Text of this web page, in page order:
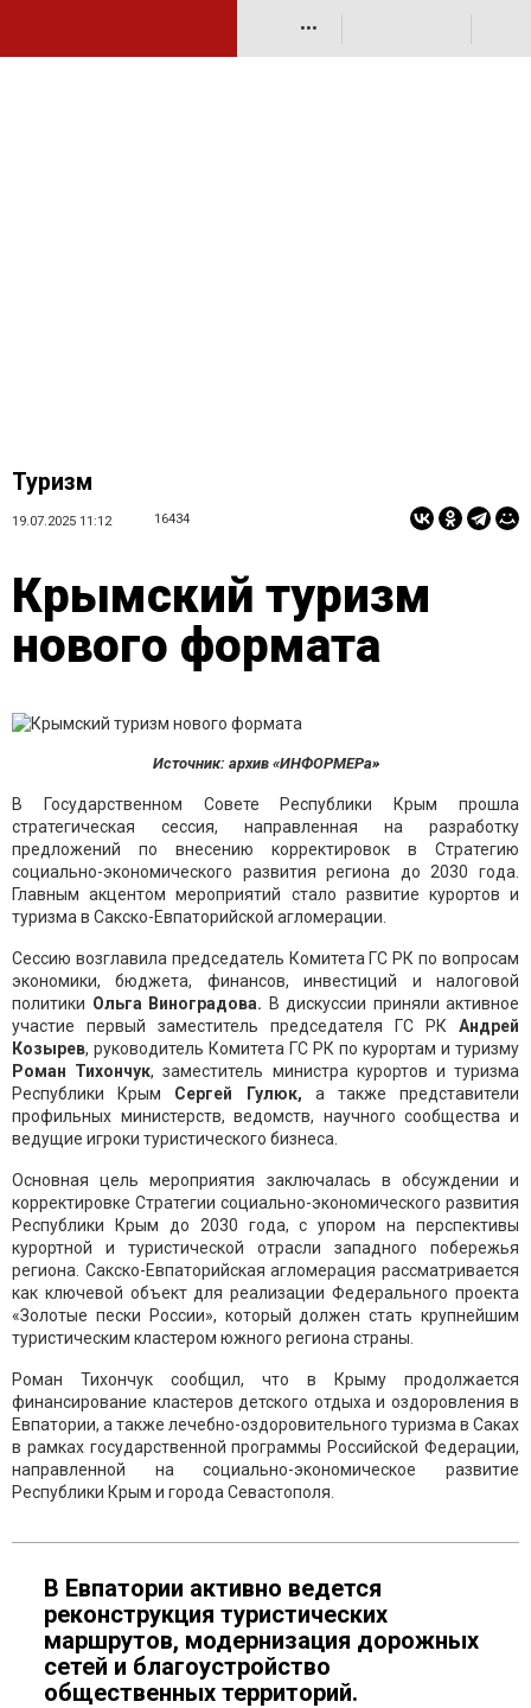
•••
Туризм
19.07.2025 11:12 16434
Крымский туризм
нового формата
Источник: архив «ИНФОРМЕРа»
В Государственном Совете Республики Крым прошла
стратегическая сессия, направленная на разработку
предложений по внесению корректировок в Стратегию
социально-экономического развития региона до 2030 года.
Главным акцентом мероприятий стало развитие курортов и
туризма в Сакско-Евпаторийской агломерации.
Сессию возглавила председатель Комитета ГС РК по вопросам
экономики, бюджета, финансов, инвестиций и налоговой
политики Ольга Виноградова. В дискуссии приняли активное
участие первый заместитель председателя ГС РК Андрей
Козырев, руководитель Комитета ГС РК по курортам и туризму
Роман Тихончук, заместитель министра курортов и туризма
Республики Крым Сергей Гулюк, а также представители
профильных министерств, ведомств, научного сообщества и
ведущие игроки туристического бизнеса.
Основная цель мероприятия заключалась в обсуждении и
корректировке Стратегии социально-экономического развития
Республики Крым до 2030 года, с упором на перспективы
курортной и туристической отрасли западного побережья
региона. Сакско-Евпаторийская агломерация рассматривается
как ключевой объект для реализации Федерального проекта
«Золотые пески России», который должен стать крупнейшим
туристическим кластером южного региона страны.
Роман Тихончук сообщил, что в Крыму продолжается
финансирование кластеров детского отдыха и оздоровления в
Евпатории, а также лечебно-оздоровительного туризма в Саках
в рамках государственной программы Российской Федерации,
направленной на социально-экономическое развитие
Республики Крым и города Севастополя.
В Евпатории активно ведется
реконструкция туристических
маршрутов, модернизация дорожных
сетей и благоустройство
общественных территорий.